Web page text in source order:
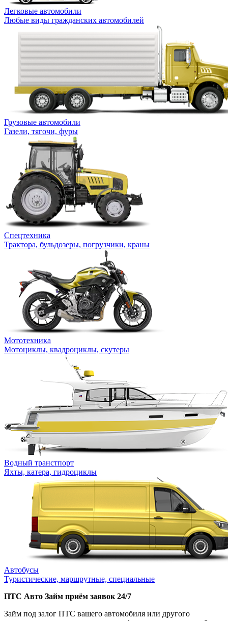
Легковые автомобили
Любые виды гражданских автомобилей
Грузовые автомобили
Газели, тягочи, фуры
Спецтехника
Трактора, бульдозеры, погрузчики, краны
Мототехника
Мотоциклы, квадроциклы, скутеры
Водный транстпорт
Яхты, катера, гидроциклы
Автобусы
Туристические, маршрутные, специальные
ПТС Авто Займ приём заявок 24/7
Займ под залог ПТС вашего автомобиля или другого